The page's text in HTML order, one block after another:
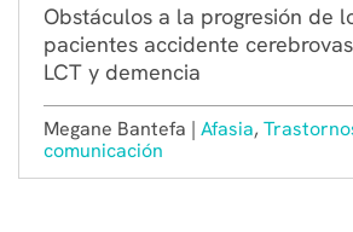
Obstáculos a la progresión de
pacientes accidente
LCT y demencia
Megane Bantefa | Afasia,
comunicación